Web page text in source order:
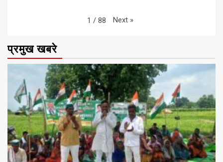
1 / 88 Next »
प्रमुख खबरे